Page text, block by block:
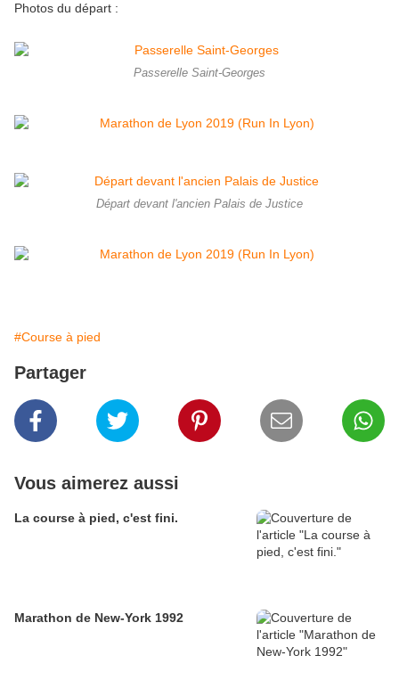
Photos du départ :
Passerelle Saint-Georges
Départ devant l'ancien Palais de Justice
#Course à pied
Partager
Vous aimerez aussi
La course à pied, c'est fini.
Marathon de New-York 1992